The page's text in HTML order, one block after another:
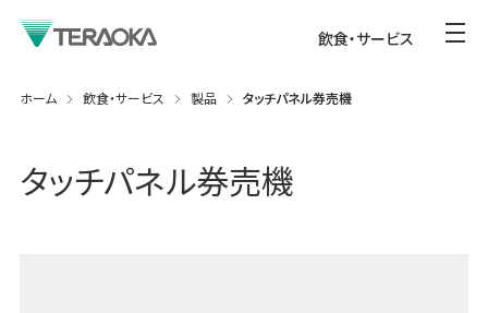
飲食・サービス
ホーム 飲食・サービス 製品 タッチパネル券売機
タッチパネル券売機